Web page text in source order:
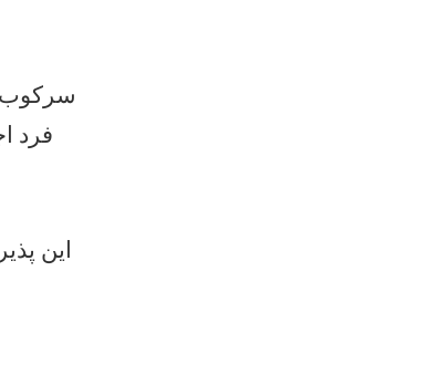
سرکوب
فرد
این